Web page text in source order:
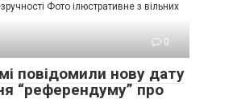
Фото ілюстративне з вільних
0
повідомили нову дату
“референдуму” про